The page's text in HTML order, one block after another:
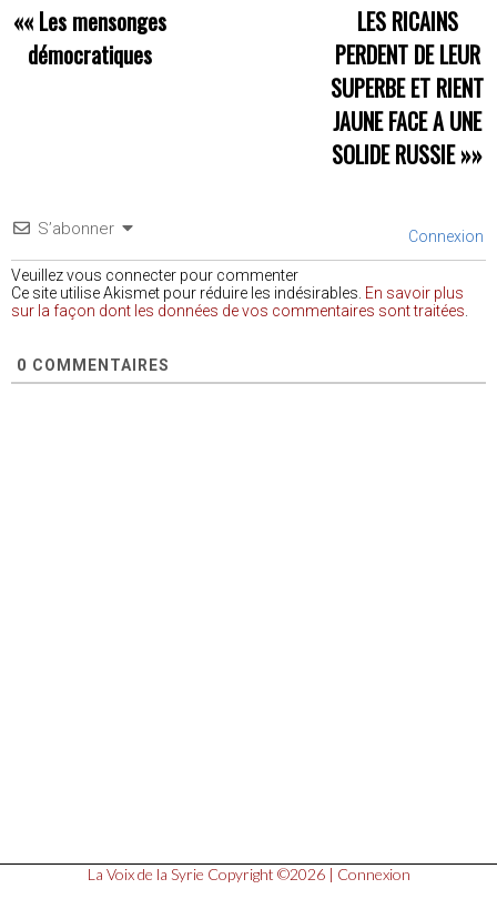
«« Les mensonges
démocratiques
LES RICAINS
PERDENT DE LEUR
SUPERBE ET RIENT
JAUNE FACE A UNE
SOLIDE RUSSIE»»
S’abonner Connexion
Veuillez vous connecter pour commenter
Ce site utilise Akismet pour réduire les indésirables. En savoir plus
sur la façon dont les données de vos commentaires sont traitées
0 COMMENTAIRES
La Voix de la Syrie Copyright ©2026 | Connexion